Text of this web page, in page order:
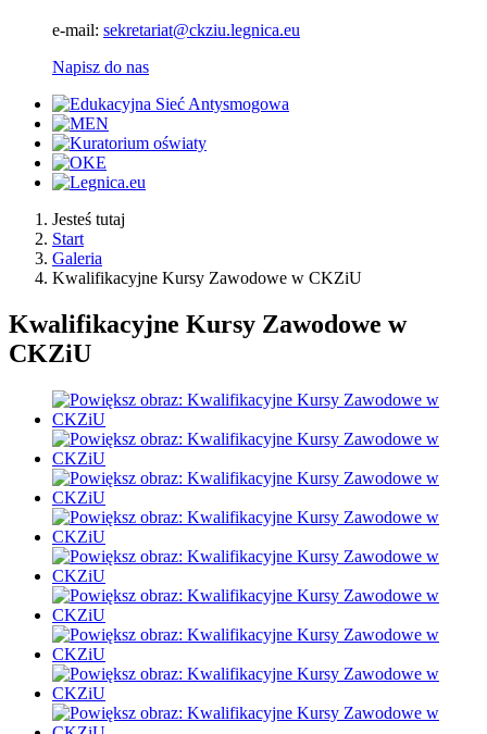
e-mail: sekretariat@ckziu.legnica.eu
Napisz do nas
Jesteś tutaj
Start
Galeria
Kwalifikacyjne Kursy Zawodowe w CKZiU
Kwalifikacyjne Kursy Zawodowe w
CKZiU